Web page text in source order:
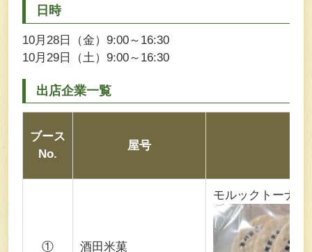
日時
10月28日（金）9:00～16:30
10月29日（土）9:00～16:30
出店企業⼀覧
ブース
No.
屋号
① 酒田米菓
モルックトーナ